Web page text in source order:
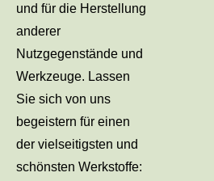
und für die Herstellung
anderer
Nutzgegenstände und
Werkzeuge. Lassen
Sie sich von uns
begeistern für einen
der vielseitigsten und
schönsten Werkstoffe: